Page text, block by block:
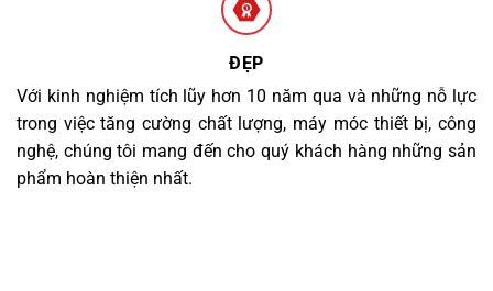
ĐẸP
Với kinh nghiệm tích lũy hơn 10 năm qua và những nỗ lực
trong việc tăng cường chất lượng, máy móc thiết bị, công
nghệ, chúng tôi mang đến cho quý khách hàng những sản
phẩm hoàn thiện nhất.